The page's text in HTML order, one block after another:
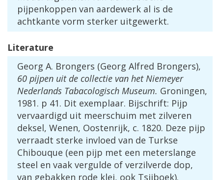
pijpenkoppen van aardewerk al is de
achtkante vorm sterker uitgewerkt.
Literature
Georg A. Brongers (Georg Alfred Brongers),
60 pijpen uit de collectie van het Niemeyer
Nederlands Tabacologisch Museum. Groningen,
1981. p 41. Dit exemplaar. Bijschrift: Pijp
vervaardigd uit meerschuim met zilveren
deksel, Wenen, Oostenrijk, c. 1820. Deze pijp
verraadt sterke invloed van de Turkse
Chibouque (een pijp met een meterslange
steel en vaak vergulde of verzilverde dop,
van gebakken rode klei, ook Tsjiboek).